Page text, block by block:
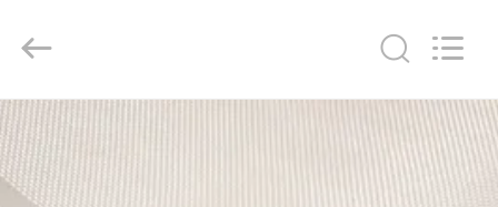
বাড়ি
পণ্য
Limited.